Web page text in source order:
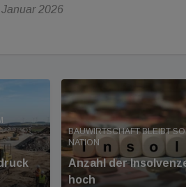
2026
BAUWIRTSCHAFT BLEIBT
NATION
Anzahl der
hoch